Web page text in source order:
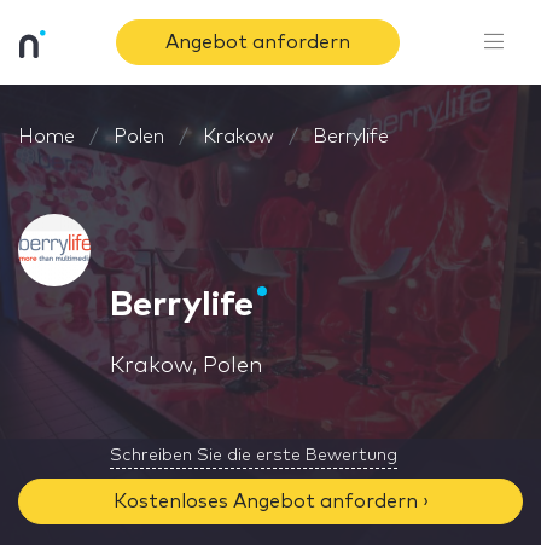
Angebot anfordern
Home Polen Krakow Berrylife
Berrylife
Krakow, Polen
Schreiben Sie die erste Bewertung
Kostenloses Angebot anfordern ›